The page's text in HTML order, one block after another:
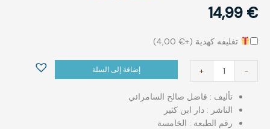
14,99 €
تغليفه كهدية (+ 4,00€
)
-
+ إضافة إلى السلة
تأليف : ‏فاضل صالح السامرائي
الناشر : دار ابن كثير
رقم الطبعة : الخامسة